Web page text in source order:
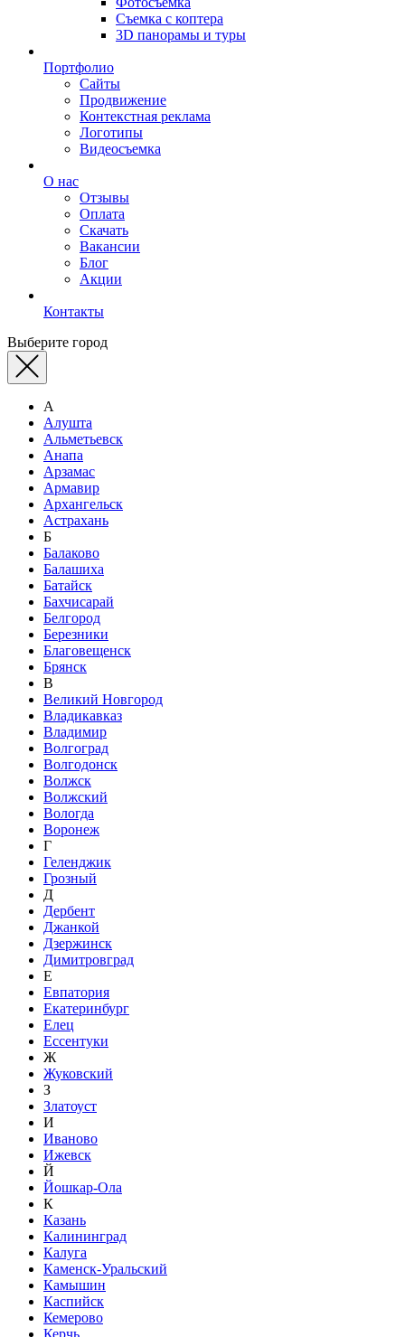
Съемка с коптера
3D панорамы и туры
Портфолио
Сайты
Продвижение
Контекстная реклама
Логотипы
Видеосъемка
О нас
Отзывы
Оплата
Скачать
Вакансии
Блог
Акции
Контакты
Выберите город
А
Алушта
Альметьевск
Анапа
Арзамас
Армавир
Архангельск
Астрахань
Б
Балаково
Балашиха
Батайск
Бахчисарай
Белгород
Березники
Благовещенск
Брянск
В
Великий Новгород
Владикавказ
Владимир
Волгоград
Волгодонск
Волжск
Волжский
Вологда
Воронеж
Г
Геленджик
Грозный
Д
Дербент
Джанкой
Дзержинск
Димитровград
Е
Евпатория
Екатеринбург
Елец
Ессентуки
Ж
Жуковский
З
Златоуст
И
Иваново
Ижевск
Й
Йошкар-Ола
К
Казань
Калининград
Калуга
Каменск-Уральский
Камышин
Каспийск
Кемерово
Керчь